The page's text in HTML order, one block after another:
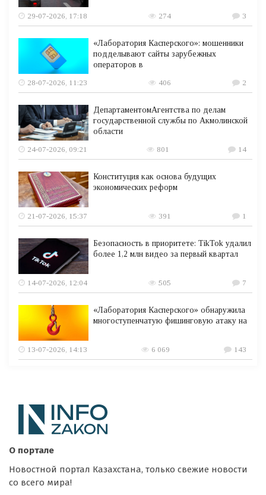
29-07-2026, 17:18 274 3
«Лаборатория Касперского»: мошенники
подделывают сайты зарубежных
операторов в
28-07-2026, 11:23
406 2
ДепартаментомАгентства по делам
государственной службы по Акмолинской
области
24-07-2026, 09:21
801 14
Конституция как основа будущих
экономических реформ
21-07-2026, 15:37 391 1
Безопасность в приоритете: TikTok удалил
более 1,2 млн видео за первый квартал
14-07-2026, 12:04 505 7
«Лаборатория Касперского» обнаружила
многоступенчатую фишинговую атаку на
13-07-2026, 14:13 6 069 143
О портале
Новостной портал Казахстана, только свежие новости
со всего мира!